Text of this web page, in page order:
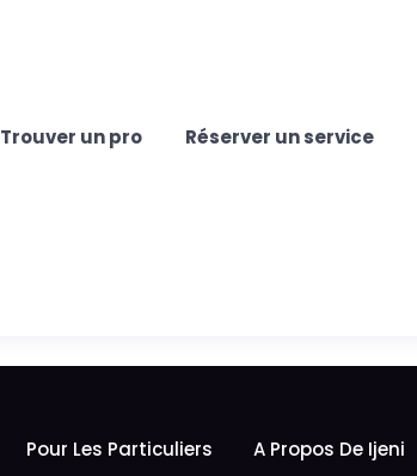
Trouver un pro Réserver un service
Pour Les Particuliers
A Propos De Ijeni